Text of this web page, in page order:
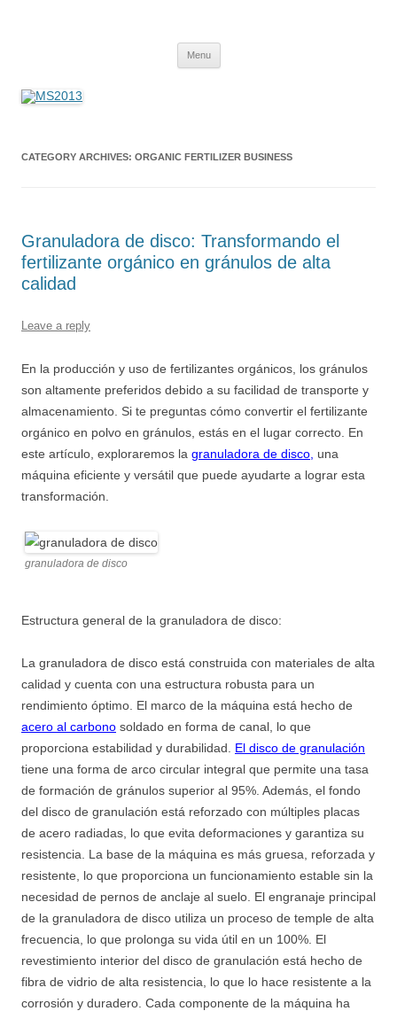
Menu
CATEGORY ARCHIVES: ORGANIC FERTILIZER BUSINESS
Granuladora de disco: Transformando el
fertilizante orgánico en gránulos de alta
calidad
Leave a reply
En la producción y uso de fertilizantes orgánicos, los gránulos
son altamente preferidos debido a su facilidad de transporte y
almacenamiento. Si te preguntas cómo convertir el fertilizante
orgánico en polvo en gránulos, estás en el lugar correcto. En
este artículo, exploraremos la granuladora de disco una
máquina eficiente y versátil que puede ayudarte a lograr esta
transformación.
granuladora de disco
Estructura general de la granuladora de disco:
La granuladora de disco está construida con materiales de alta
calidad y cuenta con una estructura robusta para un
rendimiento óptimo. El marco de la máquina está hecho de
acero al carbono soldado en forma de canal, lo que
proporciona estabilidad y durabilidad. El disco de granulación
tiene una forma de arco circular integral que permite una tasa
de formación de gránulos superior al 95%. Además, el fondo
del disco de granulación está reforzado con múltiples placas
de acero radiadas, lo que evita deformaciones y garantiza su
resistencia. La base de la máquina es más gruesa, reforzada y
resistente, lo que proporciona un funcionamiento estable sin la
necesidad de pernos de anclaje al suelo. El engranaje principal
de la granuladora de disco utiliza un proceso de temple de alta
frecuencia, lo que prolonga su vida útil en un 100%. El
revestimiento interior del disco de granulación está hecho de
fibra de vidrio de alta resistencia, lo que lo hace resistente a la
corrosión y duradero. Cada componente de la máquina ha